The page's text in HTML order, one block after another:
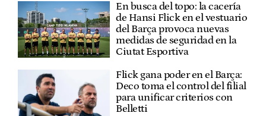
En busca del topo: la cacería
de Hansi Flick en el vestuario
del Barça provoca nuevas
medidas de seguridad en la
Ciutat Esportiva
Flick gana poder en el Barça:
Deco toma el control del filial
para unificar criterios con
Belletti